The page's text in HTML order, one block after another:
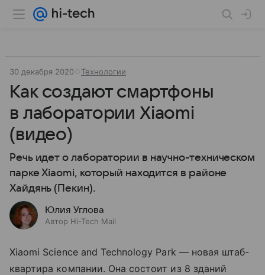
30 декабря 2020 Технологии
Как создают смартфоны
в лаборатории Xiaomi
(видео)
Речь идет о лаборатории в научно-техническом
парке Xiaomi, который находится в районе
Хайдянь (Пекин).
Юлия Углова
Автор Hi-Tech Mail
Xiaomi Science and Technology Park — новая штаб-
квартира компании. Она состоит из 8 зданий